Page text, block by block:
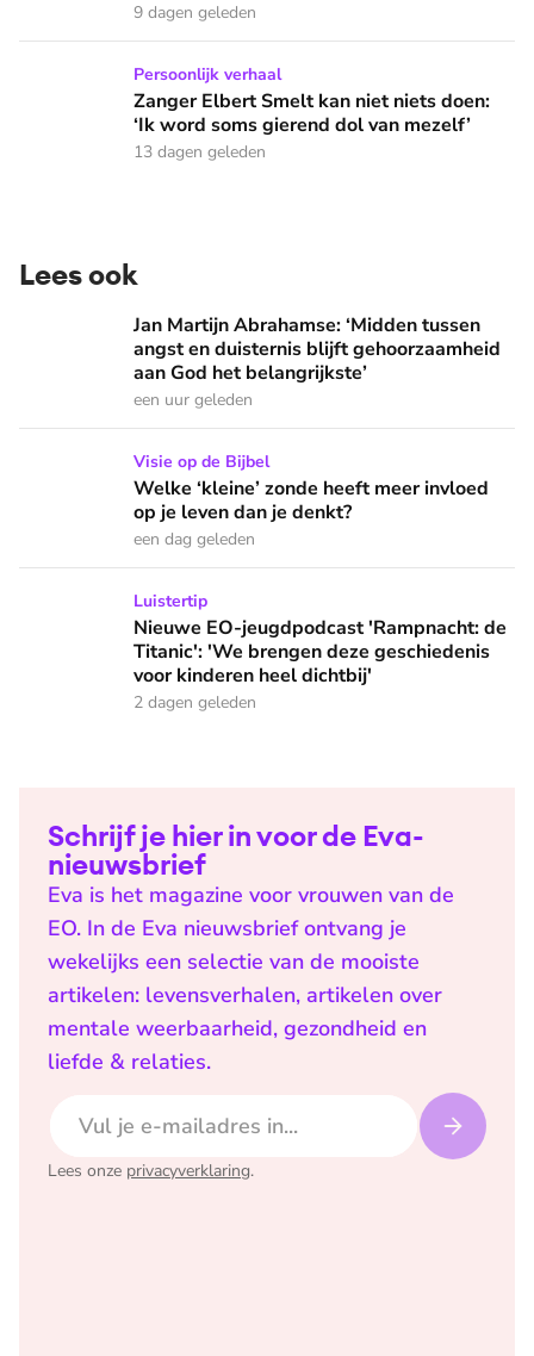
9 dagen geleden
Zanger Elbert Smelt kan niet niets doen: ‘Ik word soms
Persoonlijk verhaal
Zanger Elbert Smelt kan niet niets doen:
‘Ik word soms gierend dol van mezelf’
13 dagen geleden
Lees ook
Jan Martijn Abrahamse: ‘Midden tussen angst en
Jan Martijn Abrahamse: ‘Midden tussen
angst en duisternis blijft gehoorzaamheid
aan God het belangrijkste’
een uur geleden
Welke ‘kleine’ zonde heeft meer invloed op je leven dan je
Visie op de Bijbel
Welke ‘kleine’ zonde heeft meer invloed
op je leven dan je denkt?
een dag geleden
Nieuwe EO-jeugdpodcast 'Rampnacht: de Titanic': 'We
Luistertip
Nieuwe EO-jeugdpodcast 'Rampnacht: de
Titanic': 'We brengen deze geschiedenis
voor kinderen heel dichtbij'
2 dagen geleden
Schrijf je hier in voor de Eva-
nieuwsbrief
Eva is het magazine voor vrouwen van de
EO. In de Eva nieuwsbrief ontvang je
wekelijks een selectie van de mooiste
artikelen: levensverhalen, artikelen over
mentale weerbaarheid, gezondheid en
liefde & relaties.
Lees onze privacyverklaring.